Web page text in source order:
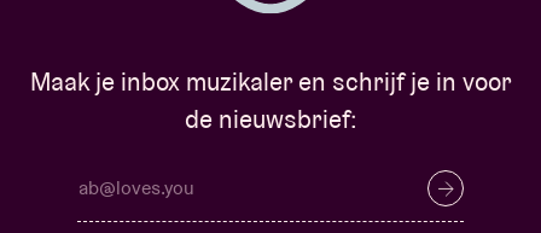
Maak je inbox muzikaler en schrijf je in voor
de nieuwsbrief: